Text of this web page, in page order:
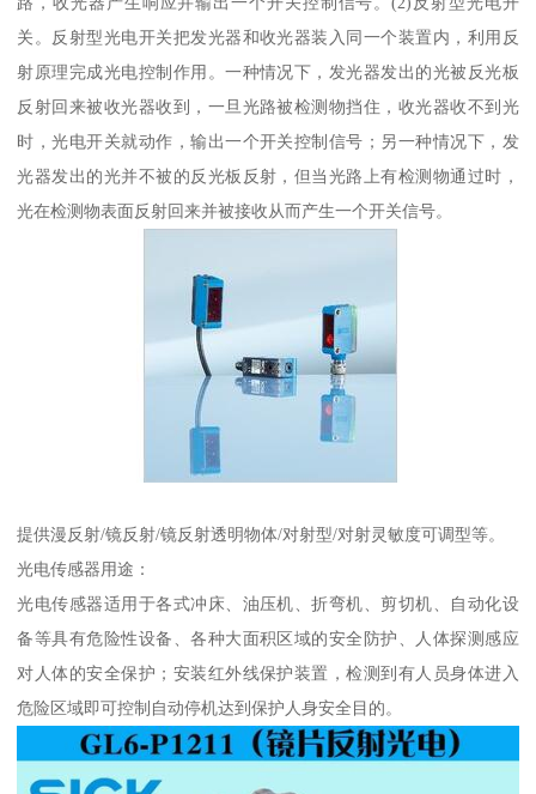
关。反射型光电开关把发光器和收光器装入同一个装置内，利用反
射原理完成光电控制作用。一种情况下，发光器发出的光被反光板
反射回来被收光器收到，一旦光路被检测物挡住，收光器收不到光
时，光电开关就动作，输出一个开关控制信号；另一种情况下，发
光器发出的光并不被的反光板反射，但当光路上有检测物通过时，
光在检测物表面反射回来并被接收从而产生一个开关信号。
提供漫反射/镜反射/镜反射透明物体/对射型/对射灵敏度可调型等。
光电传感器用途：
光电传感器适用于各式冲床、油压机、折弯机、剪切机、自动化设
备等具有危险性设备、各种大面积区域的安全防护、人体探测感应
对人体的安全保护；安装红外线保护装置，检测到有人员身体进入
危险区域即可控制自动停机达到保护人身安全目的。